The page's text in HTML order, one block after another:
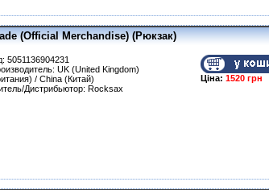
(Official Merchandise) (Рюкзак)
Ціна: 1520 грн
5051136904231
UK (United Kingdom)
/ China (Китай)
Дистрибьютор: Rocksax